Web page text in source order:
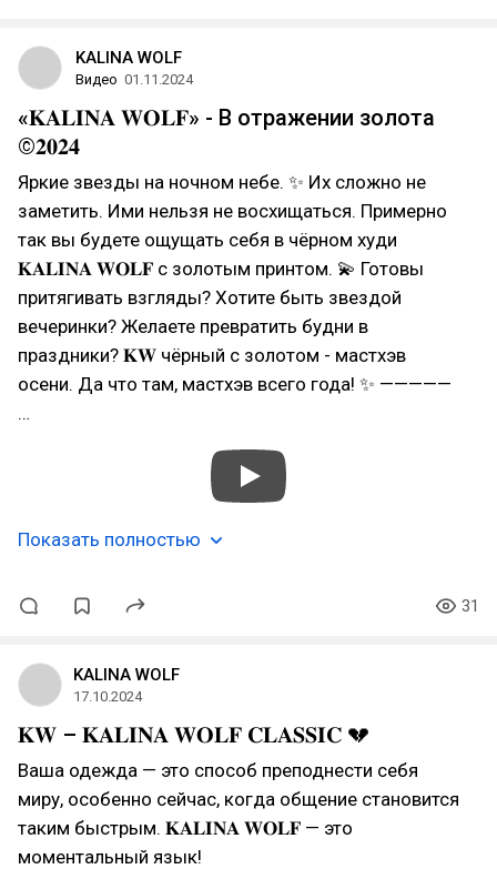
KALINA WOLF
Видео 01.11.2024
«𝐊𝐀𝐋𝐈𝐍𝐀 𝐖𝐎𝐋𝐅» - В отражении золота
©𝟐𝟎𝟐𝟒
Яркие звезды на ночном небе. ✨ Их сложно не
заметить. Ими нельзя не восхищаться. Примерно
так вы будете ощущать себя в чёрном худи
𝐊𝐀𝐋𝐈𝐍𝐀 𝐖𝐎𝐋𝐅 с золотым принтом. 💫 Готовы
притягивать взгляды? Хотите быть звездой
вечеринки? Желаете превратить будни в
праздники? 𝐊𝐖 чёрный с золотом - мастхэв
осени. Да что там, мастхэв всего года! ✨ —————
…
Показать полностью
31
KALINA WOLF
17.10.2024
𝐊𝐖 – 𝐊𝐀𝐋𝐈𝐍𝐀 𝐖𝐎𝐋𝐅 𝐂𝐋𝐀𝐒𝐒𝐈𝐂 💔
Ваша одежда — это способ преподнести себя
миру, особенно сейчас, когда общение становится
таким быстрым. 𝐊𝐀𝐋𝐈𝐍𝐀 𝐖𝐎𝐋𝐅 — это
моментальный язык!